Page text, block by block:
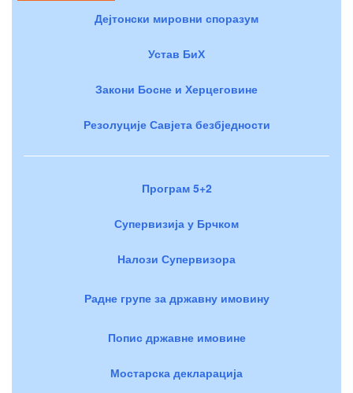
Дејтонски мировни споразум
Устав БиХ
Закони Босне и Херцеговине
Резолуције Савјета безбједности
Програм 5+2
Супервизија у Брчком
Налози Супервизора
Радне групе за државну имовину
Попис државне имовине
Мостарска декларација